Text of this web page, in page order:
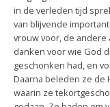
in de verleden tijd
van blijvende
vrouw voor, de
danken voor wie God
geschonken had, en
Daarna beleden ze de
waarin ze